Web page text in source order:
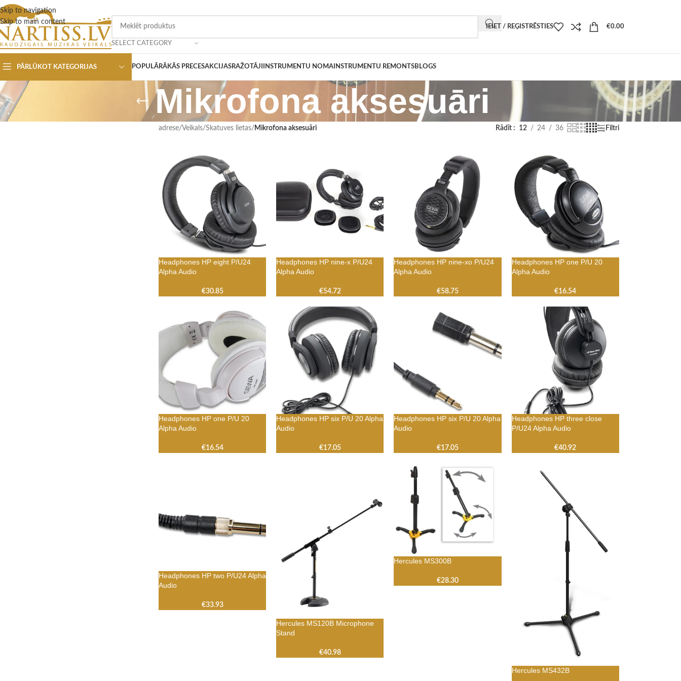
Skip to navigation
Skip to main content
SELECT CATEGORY
IEIET / REĢISTRĒSTIES €0.00
PĀRLŪKOT KATEGORIJAS POPULĀRĀKĀS PRECESAKCIJASRAŽOTĀJI INSTRUMENTU NOMA INSTRUMENTU REMONTSBLOGS
Mikrofona aksesuāri
adrese/Veikals/Skatuves lietas/ Mikrofona aksesuāri Rādīt 12 24 36 Filtri
Headphones HP eight P/U24
Alpha Audio
€30.85
Headphones HP nine-x P/U24
Alpha Audio
€54.72
Headphones HP nine-xo P/U24
Alpha Audio
€58.75
Headphones HP one P/U 20
Alpha Audio
€16.54
Headphones HP one P/U 20
Alpha Audio
€16.54
Headphones HP six P/U 20 Alpha
Audio
€17.05
Headphones HP six P/U 20 Alpha
Audio
€17.05
Headphones HP three close
P/U24 Alpha Audio
€40.92
Headphones HP two P/U24 Alpha
Audio
€33.93
Hercules MS120B Microphone
Stand
€40.98
Hercules MS300B
€28.30
Hercules MS432B